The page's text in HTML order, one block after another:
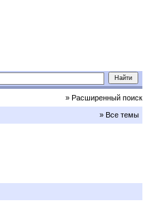
» Расширенный поиск
» Все темы